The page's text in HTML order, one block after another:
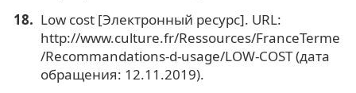
Low cost [Электронный ресурс]. URL:
http://www.culture.fr/Ressources/FranceTerme
/Recommandations-d-usage/LOW-COST (дата
обращения: 12.11.2019).